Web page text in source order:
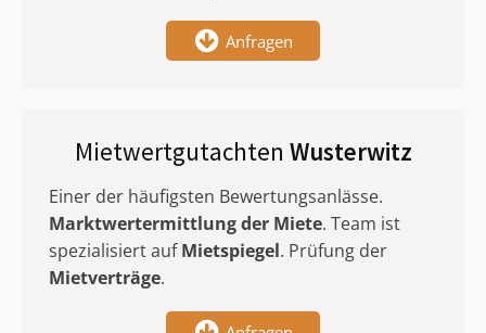
Anfragen
Mietwertgutachten Wusterwitz
Einer der häufigsten Bewertungsanlässe.
Marktwertermittlungder Miete. Team ist
spezialisiert aufMietspiegel. Prüfung der
Mietverträge.